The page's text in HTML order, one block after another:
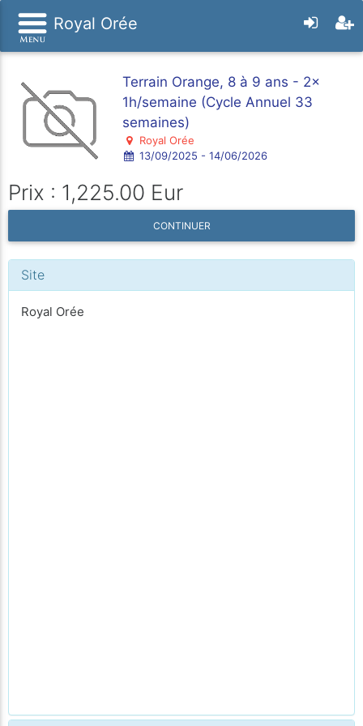
Royal Orée
Terrain Orange, 8 à 9 ans - 2x
1h/semaine (Cycle Annuel 33
semaines)
Royal Orée
13/09/2025 - 14/06/2026
Prix : 1,225.00 Eur
CONTINUER
Site
Royal Orée